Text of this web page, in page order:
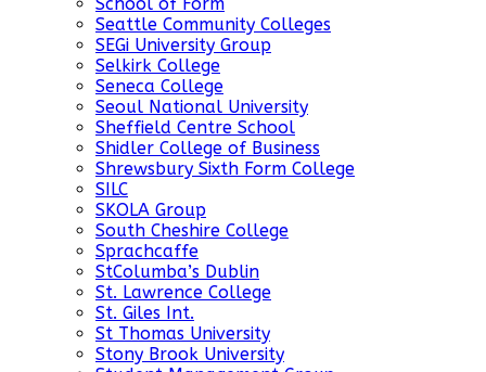
School of Form
Seattle Community Colleges
SEGi University Group
Selkirk College
Seneca College
Seoul National University
Sheffield Centre School
Shidler College of Business
Shrewsbury Sixth Form College
SILC
SKOLA Group
South Cheshire College
Sprachcaffe
StColumba’s Dublin
St. Lawrence College
St. Giles Int.
St Thomas University
Stony Brook University